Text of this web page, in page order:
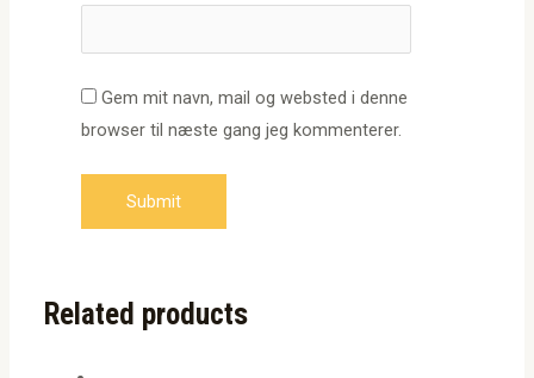
Gem mit navn, mail og websted i denne
browser til næste gang jeg kommenterer.
Related products